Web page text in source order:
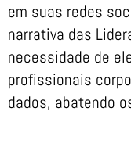
em suas redes
narrativa das
necessidade de
profissionais
dados, abatendo